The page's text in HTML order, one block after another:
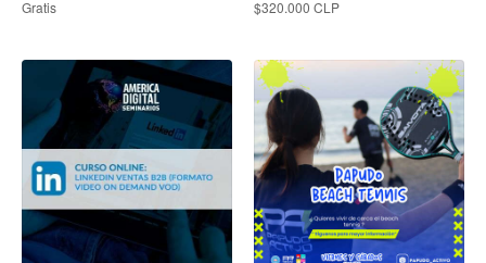
Gratis
$320.000 CLP